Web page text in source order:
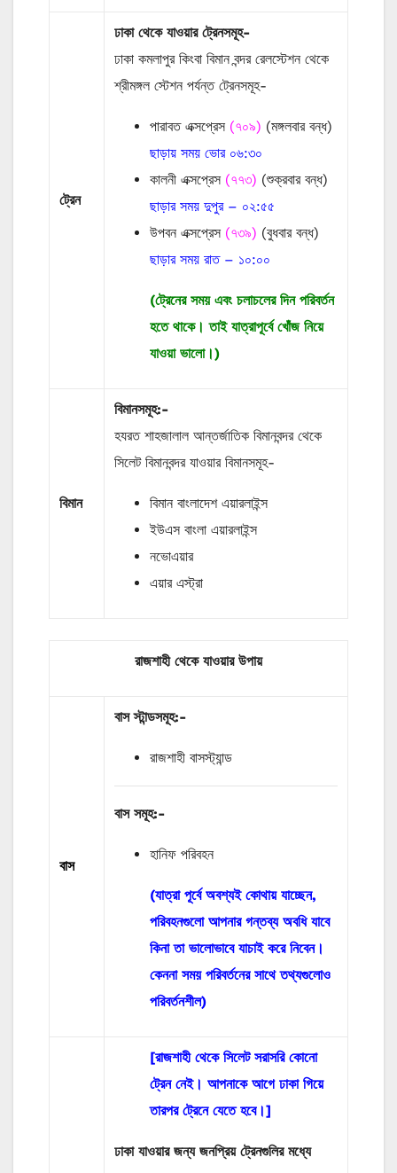
ট্রেন
ঢাকা থেকে যাওয়ার ট্রেনসমূহ-
ঢাকা কমলাপুর কিংবা বিমান বন্দর রেলস্টেশন থেকে
শ্রীমঙ্গল স্টেশন পর্যন্ত ট্রেনসমূহ-
পারাবত এক্সপ্রেস (৭০৯) (মঙ্গলবার বন্ধ)
ছাড়ায় সময় ভোর ০৬:৩০
কালনী এক্সপ্রেস (৭৭৩) (শুক্রবার বন্ধ)
ছাড়ার সময় দুপুর – ০২:৫৫
উপবন এক্সপ্রেস (৭৩৯) (বুধবার বন্ধ)
ছাড়ার সময় রাত – ১০:০০
(ট্রেনের সময় এবং চলাচলের দিন পরিবর্তন
হতে থাকে। তাই যাত্রাপূর্বে খোঁজ নিয়ে
যাওয়া ভালো।)
বিমান
বিমানসমূহ:-
হযরত শাহজালাল আন্তর্জাতিক বিমানবন্দর থেকে
সিলেট বিমানবন্দর যাওয়ার বিমানসমূহ-
বিমান বাংলাদেশ এয়ারলাইন্স
ইউএস বাংলা এয়ারলাইন্স
নভোএয়ার
এয়ার এস্ট্রা
রাজশাহী থেকে যাওয়ার উপায়
বাস
বাস স্টান্ডসমূহ:-
রাজশাহী বাসস্ট্যান্ড
বাস সমূহ:-
হানিফ পরিবহন
(যাত্রা পূর্বে অবশ্যই কোথায় যাচ্ছেন,
পরিবহনগুলো আপনার গন্তব্য অবধি যাবে
কিনা তা ভালোভাবে যাচাই করে নিবেন।
কেননা সময় পরিবর্তনের সাথে তথ্যগুলোও
পরিবর্তনশীল)
[রাজশাহী থেকে সিলেট সরাসরি কোনো
ট্রেন নেই। আপনাকে আগে ঢাকা গিয়ে
তারপর ট্রেনে যেতে হবে।]
ঢাকা যাওয়ার জন্য জনপ্রিয় ট্রেনগুলির মধ্যে